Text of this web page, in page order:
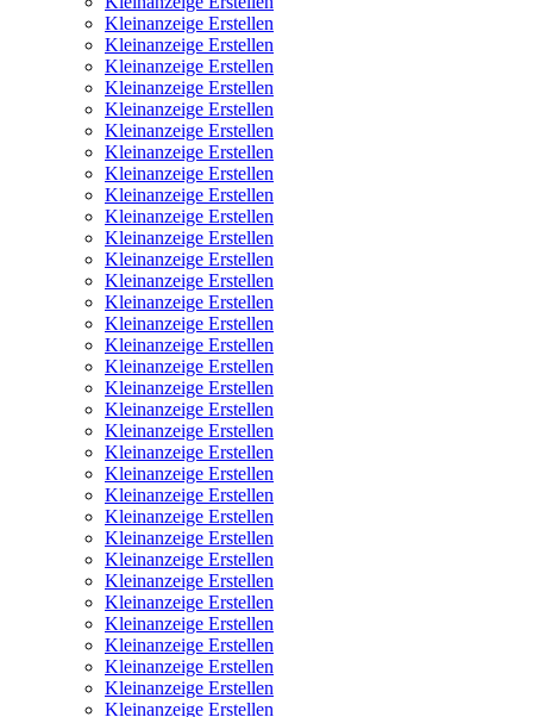
Kleinanzeige Erstellen
Kleinanzeige Erstellen
Kleinanzeige Erstellen
Kleinanzeige Erstellen
Kleinanzeige Erstellen
Kleinanzeige Erstellen
Kleinanzeige Erstellen
Kleinanzeige Erstellen
Kleinanzeige Erstellen
Kleinanzeige Erstellen
Kleinanzeige Erstellen
Kleinanzeige Erstellen
Kleinanzeige Erstellen
Kleinanzeige Erstellen
Kleinanzeige Erstellen
Kleinanzeige Erstellen
Kleinanzeige Erstellen
Kleinanzeige Erstellen
Kleinanzeige Erstellen
Kleinanzeige Erstellen
Kleinanzeige Erstellen
Kleinanzeige Erstellen
Kleinanzeige Erstellen
Kleinanzeige Erstellen
Kleinanzeige Erstellen
Kleinanzeige Erstellen
Kleinanzeige Erstellen
Kleinanzeige Erstellen
Kleinanzeige Erstellen
Kleinanzeige Erstellen
Kleinanzeige Erstellen
Kleinanzeige Erstellen
Kleinanzeige Erstellen